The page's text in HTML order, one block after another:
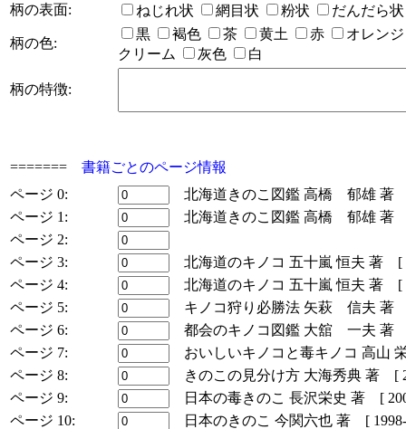
柄の表面:
ねじれ状 網目状 粉状 だんだら
柄の色:
黒 褐色 茶 黄土 赤
オレン
クリーム
灰色 白
柄の特徴:
======= 書籍ごとのページ情報
ページ 0:
北海道きのこ図鑑 高橋 郁雄 著 [
ページ 1:
北海道きのこ図鑑 高橋 郁雄 著 [
ページ 2:
ページ 3:
北海道のキノコ 五十嵐 恒夫 著 [
ページ 4:
北海道のキノコ 五十嵐 恒夫 著 [
ページ 5:
キノコ狩り必勝法 矢萩 信夫 著 [
ページ 6:
都会のキノコ図鑑 大舘 一夫 著 [
ページ 7:
おいしいキノコと毒キノコ 高山
ページ 8:
きのこの見分け方 大海秀典 著 [
ページ 9:
日本の毒きのこ 長沢栄史 著 [
ページ 10:
日本のきのこ 今関六也 著 [ 1998-